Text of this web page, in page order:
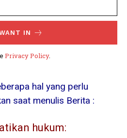
IN
Privacy Policy.
hal yang perlu
saat menulis Berita :
hukum: